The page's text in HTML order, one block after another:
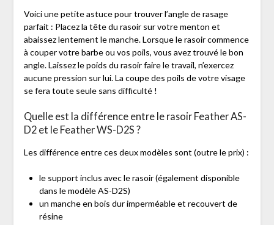
Voici une petite astuce pour trouver l’angle de rasage
parfait : Placez la tête du rasoir sur votre menton et
abaissez lentement le manche. Lorsque le rasoir commence
à couper votre barbe ou vos poils, vous avez trouvé le bon
angle. Laissez le poids du rasoir faire le travail, n’exercez
aucune pression sur lui. La coupe des poils de votre visage
se fera toute seule sans difficulté !
Quelle est la différence entre le rasoir Feather AS-
D2 et le Feather WS-D2S ?
Les différence entre ces deux modèles sont (outre le prix) :
le support inclus avec le rasoir (également disponible
dans le modèle AS-D2S)
un manche en bois dur imperméable et recouvert de
résine